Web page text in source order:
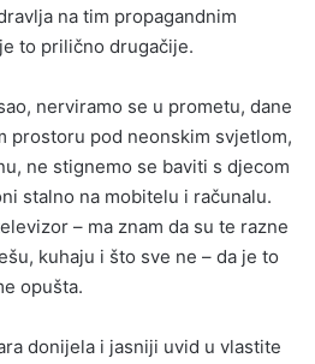
na tim propagandnim
to prilično drugačije.
nerviramo se u prometu, dane
prostoru pod neonskim svjetlom,
ne stignemo se baviti s djecom
stalno na mobitelu i računalu.
– ma znam da su te razne
kuhaju i što sve ne – da je to
opušta.
donijela i jasniji uvid u vlastite